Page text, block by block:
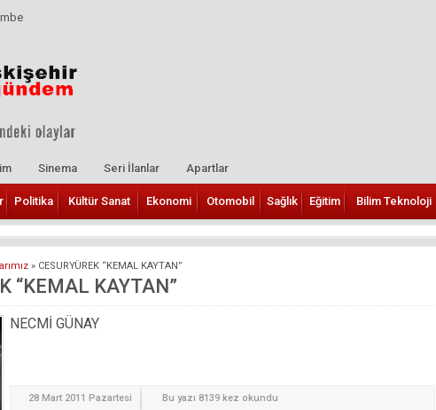
Sinema Seri İlanlar Apartlar
Politika Kültür Sanat Ekonomi Otomobil Sağlık Eğitim Bilim Teknoloji
» CESURYÜREK “KEMAL KAYTAN”
“KEMAL KAYTAN”
NECMİ GÜNAY
28 Mart 2011 Pazartesi Bu yazı 8139 kez okundu